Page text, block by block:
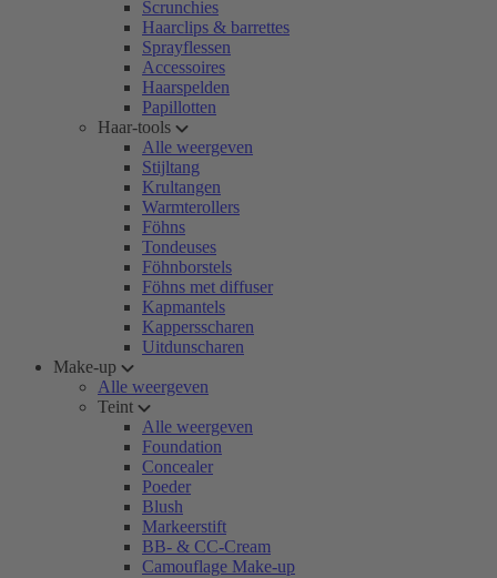
Scrunchies
Haarclips & barrettes
Sprayflessen
Accessoires
Haarspelden
Papillotten
Haar-tools
Alle weergeven
Stijltang
Krultangen
Warmterollers
Föhns
Tondeuses
Föhnborstels
Föhns met diffuser
Kapmantels
Kappersscharen
Uitdunscharen
Make-up
Alle weergeven
Teint
Alle weergeven
Foundation
Concealer
Poeder
Blush
Markeerstift
BB- & CC-Cream
Camouflage Make-up